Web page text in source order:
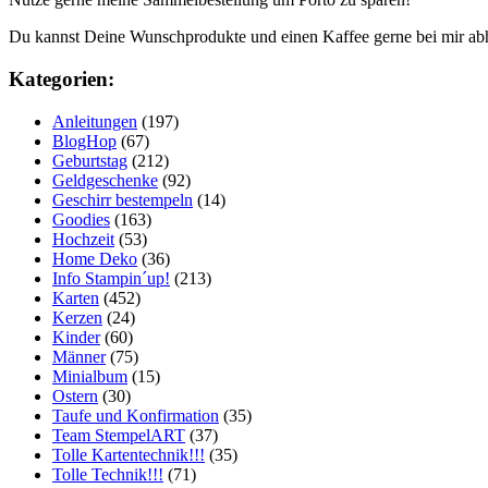
Du kannst Deine Wunschprodukte und einen Kaffee gerne bei mir
Kategorien:
Anleitungen (197)
BlogHop (67)
Geburtstag (212)
Geldgeschenke (92)
Geschirr bestempeln (14)
Goodies (163)
Hochzeit (53)
Home Deko (36)
Info Stampin´up! (213)
Karten (452)
Kerzen (24)
Kinder(60)
Männer(75)
Minialbum (15)
Ostern (30)
Taufe und Konfirmation (35)
Team StempelART (37)
Tolle Kartentechnik!!! (35)
Tolle Technik!!! (71)